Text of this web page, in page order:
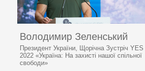
Володимир Зеленський
Президент України, Щорічна Зустріч YES
2022 «Україна: На захисті нашої спільної
свободи»